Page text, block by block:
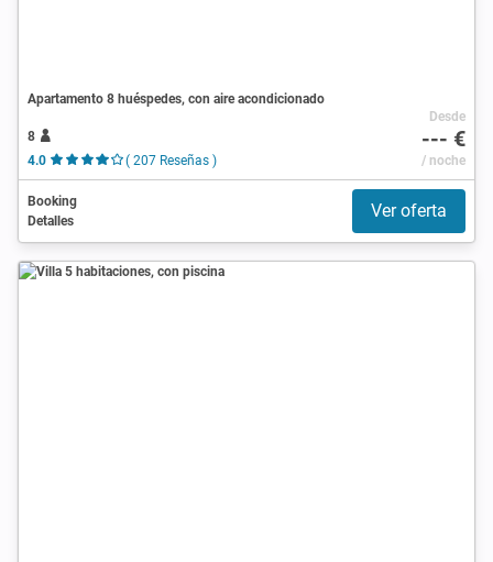
Apartamento 8 huéspedes, con aire acondicionado
8
4.0
( 207 Reseñas )
Desde
--- €
/ noche
Booking
Detalles
Ver oferta